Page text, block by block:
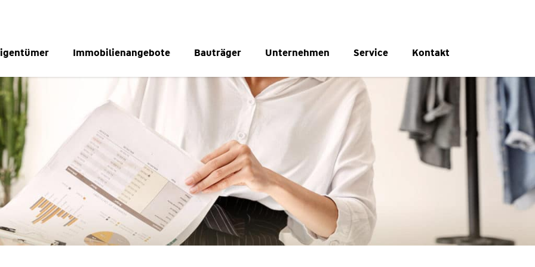
Immobilienangebote Bauträger Unternehmen Service Kontakt